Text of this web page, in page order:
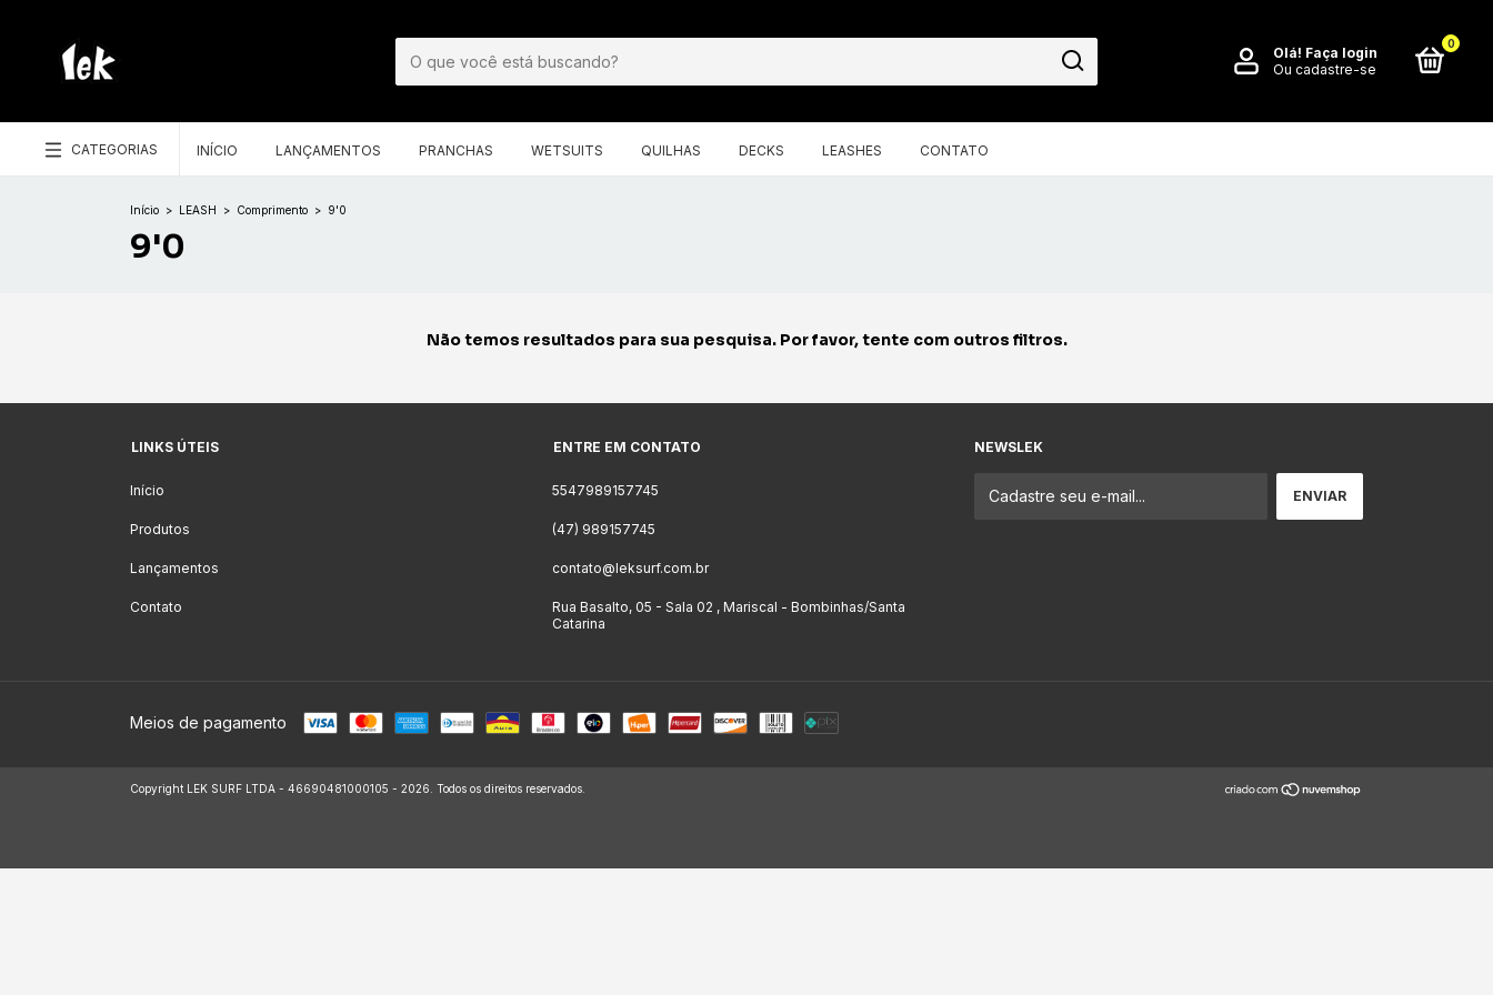
Olá! Faça login
Ou cadastre-se
0
CATEGORIAS INÍCIO LANÇAMENTOS PRANCHAS WETSUITS QUILHAS DECKS LEASHES CONTATO
Início > LEASH > Comprimento > 9'0
9'0
Não temos resultados para sua pesquisa. Por favor, tente com outros filtros.
LINKS ÚTEIS
Início
Produtos
Lançamentos
Contato
ENTRE EM CONTATO
5547989157745
(47) 989157745
contato@leksurf.com.br
Rua Basalto, 05 - Sala 02 , Mariscal - Bombinhas/Santa
Catarina
NEWSLEK
Meios de pagamento
Copyright LEK SURF LTDA - 46690481000105 - 2026. Todos os direitos reservados.